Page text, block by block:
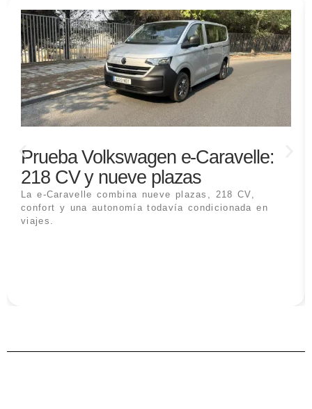
Prueba Volkswagen e-Caravelle:
218 CV y nueve plazas
La e-Caravelle combina nueve plazas, 218 CV,
confort y una autonomía todavía condicionada en
viajes.